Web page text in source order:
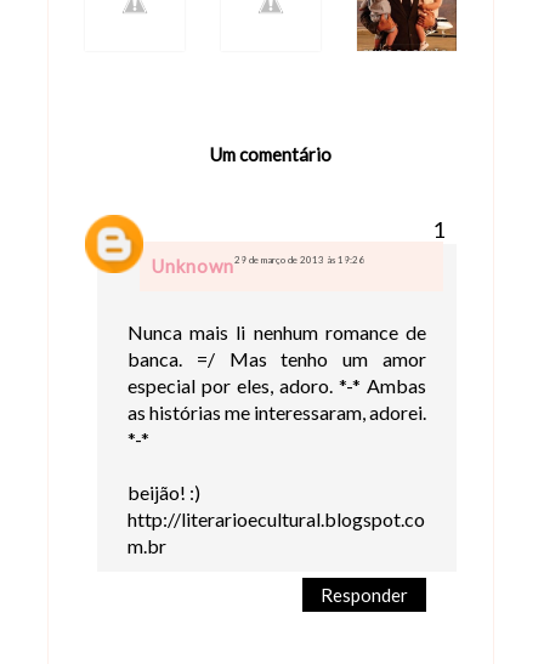
Um comentário
Unknown29 de março de 2013 às 19:26
Nunca mais li nenhum romance de
banca. =/ Mas tenho um amor
especial por eles, adoro. *-* Ambas
as histórias me interessaram, adorei.
*-*
beijão! :)
http://literarioecultural.blogspot.co
m.br
Responder